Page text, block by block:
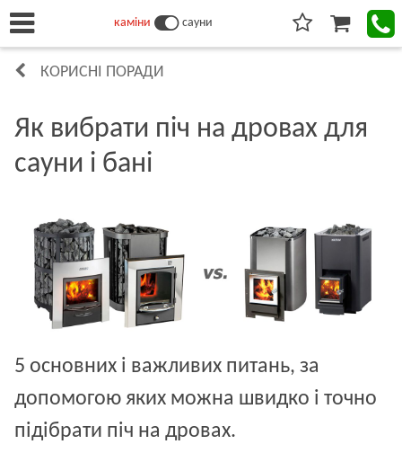
каміни сауни
КОРИСНІ ПОРАДИ
Як вибрати піч на дровах для
сауни і бані
5 основних і важливих питань, за
допомогою яких можна швидко і точно
підібрати піч на дровах.